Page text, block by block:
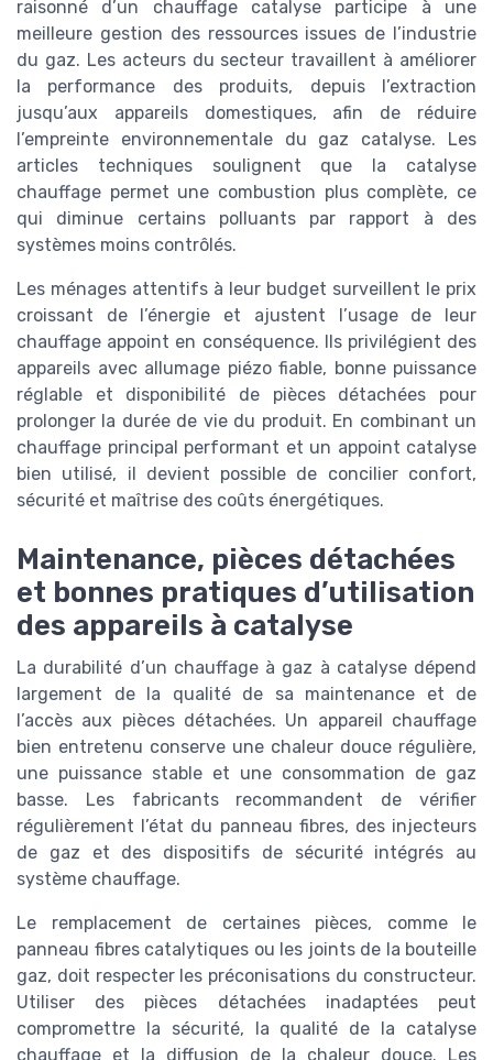
raisonné d’un chauffage catalyse participe à une
meilleure gestion des ressources issues de l’industrie
du gaz. Les acteurs du secteur travaillent à améliorer
la performance des produits, depuis l’extraction
jusqu’aux appareils domestiques, afin de réduire
l’empreinte environnementale du gaz catalyse. Les
articles techniques soulignent que la catalyse
chauffage permet une combustion plus complète, ce
qui diminue certains polluants par rapport à des
systèmes moins contrôlés.
Les ménages attentifs à leur budget surveillent le prix
croissant de l’énergie et ajustent l’usage de leur
chauffage appoint en conséquence. Ils privilégient des
appareils avec allumage piézo fiable, bonne puissance
réglable et disponibilité de pièces détachées pour
prolonger la durée de vie du produit. En combinant un
chauffage principal performant et un appoint catalyse
bien utilisé, il devient possible de concilier confort,
sécurité et maîtrise des coûts énergétiques.
Maintenance, pièces détachées
et bonnes pratiques d’utilisation
des appareils à catalyse
La durabilité d’un chauffage à gaz à catalyse dépend
largement de la qualité de sa maintenance et de
l’accès aux pièces détachées. Un appareil chauffage
bien entretenu conserve une chaleur douce régulière,
une puissance stable et une consommation de gaz
basse. Les fabricants recommandent de vérifier
régulièrement l’état du panneau fibres, des injecteurs
de gaz et des dispositifs de sécurité intégrés au
système chauffage.
Le remplacement de certaines pièces, comme le
panneau fibres catalytiques ou les joints de la bouteille
gaz, doit respecter les préconisations du constructeur.
Utiliser des pièces détachées inadaptées peut
compromettre la sécurité, la qualité de la catalyse
chauffage et la diffusion de la chaleur douce. Les